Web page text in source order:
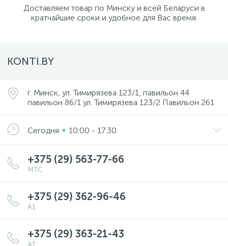
Доставляем товар по Минску и всей Беларуси в
кратчайшие сроки и удобное для Вас время.
KONTI.BY
г. Минск, ул. Тимирязева 123/1, павильон 44
павильон 86/1 ул. Тимирязева 123/2 Павильон 261
Сегодня 10:00 - 17:30
+375 (29) 563-77-66
МТС
+375 (29) 362-96-46
А1
+375 (29) 363-21-43
А1